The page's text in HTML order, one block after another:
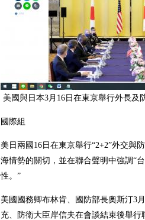
美國與日本3月16日在東京舉行外長及
國際組
美日兩國16日在東京舉行“2+2”外交與
海情勢的關切，並在聯合聲明中強調“
性。”
美國國務卿布林肯、國防部長奧斯汀3
充、防衛大臣岸信夫在會談結束後舉